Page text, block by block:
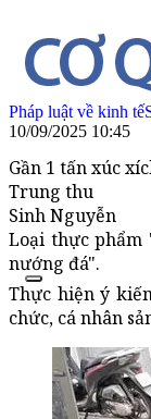
Pháp luật về kinh tế
10/09/2025 10:45
Gần 1 tấn xúc
Trung thu
Sinh Nguyễn
Loại thực
nướng đá".
Thực hiện ý
chức, cá nhân